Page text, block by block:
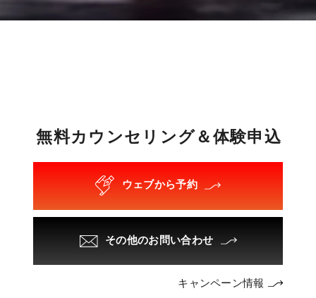
無料カ ウ ンセ リ ング＆体験申込
ウェブから予約
その他のお問い合わせ
キャンペーン情報